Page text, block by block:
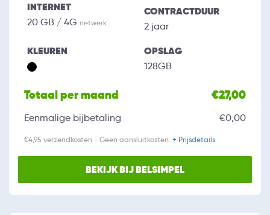
INTERNET
20 GB / 4G netwerk
CONTRACTDUUR
2 jaar
KLEUREN OPSLAG
128GB
Totaal per maand €27,00
Eenmalige bijbetaling €0,00
€4,95 verzendkosten - Geen aansluitkosten. + Prijsdetails
BEKIJK BIJ BELSIMPEL